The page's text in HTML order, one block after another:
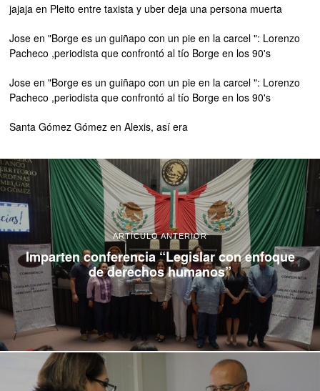
jajaja en Pleito entre taxista y uber deja una persona muerta
Jose en"Borge es un guiñapo con un pie en la carcel ": Lorenzo
Pacheco ,periodista que confrontó al tío Borge en los 90's
Jose en"Borge es un guiñapo con un pie en la carcel ": Lorenzo
Pacheco ,periodista que confrontó al tío Borge en los 90's
Santa Gómez Gómez enAlexis, así era
ARTÍCULO ANTERIOR
Imparten conferencia “Legislar con enfoque
de derechos humanos”